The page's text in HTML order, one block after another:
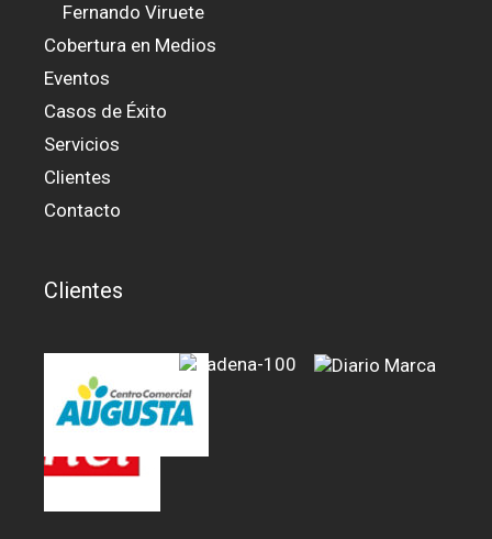
Fernando Viruete
Cobertura en Medios
Eventos
Casos de Éxito
Servicios
Clientes
Contacto
Clientes